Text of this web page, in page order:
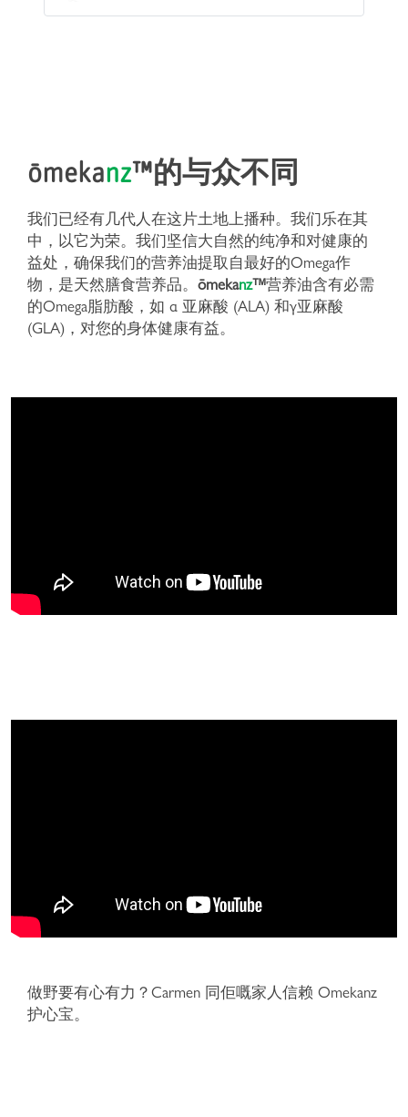
ōmekanz™的与众不同
我们已经有几代人在这片土地上播种。我们乐在其
中，以它为荣。我们坚信大自然的纯净和对健康的
益处，确保我们的营养油提取自最好的Omega作
物，是天然膳食营养品。 ōmekanz™营养油含有必需
的Omega脂肪酸，如 α 亚麻酸 (ALA) 和γ亚麻酸
(GLA)，对您的身体健康有益。
做野要有心有力？Carmen 同佢嘅家人信赖 Omekanz
护心宝。